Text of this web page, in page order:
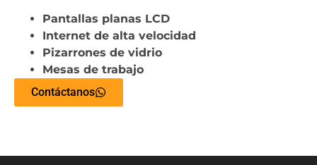
Pantallas planas LCD
Internet de alta velocidad
Pizarrones de vidrio
Mesas de trabajo
Contáctanos